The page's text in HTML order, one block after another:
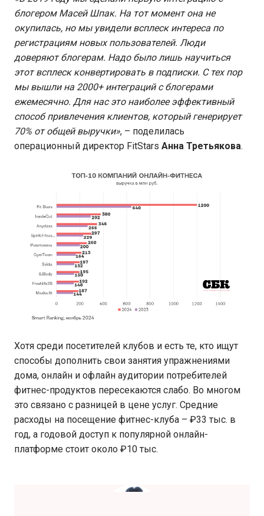
блогером Масей Шпак. На тот момент она не
окупилась, но мы увидели всплеск интереса по
регистрациям новых пользователей. Люди
доверяют блогерам. Надо было лишь научиться
этот всплеск конвертировать в подписки. С тех пор
мы вышли на 2000+ интеграций с блогерами
ежемесячно. Для нас это наиболее эффективный
способ привлечения клиентов, который генерирует
70% от общей выручки», – поделилась
операционный директор FitStars Анна Третьякова.
Хотя среди посетителей клубов и есть те, кто ищут
способы дополнить свои занятия упражнениями
дома, онлайн и офлайн аудитории потребителей
фитнес-продуктов пересекаются слабо. Во многом
это связано с разницей в цене услуг. Средние
расходы на посещение фитнес-клуба – ₽33 тыс. в
год, а годовой доступ к популярной онлайн-
платформе стоит около ₽10 тыс.